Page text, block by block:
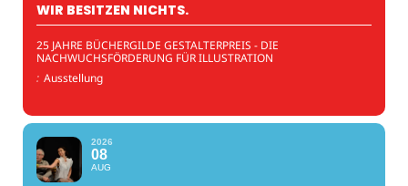
WIR BESITZEN NICHTS.
25 JAHRE BÜCHERGILDE GESTALTERPREIS - DIE
NACHWUCHSFÖRDERUNG FÜR ILLUSTRATION
: Ausstellung
2026
08
AUG